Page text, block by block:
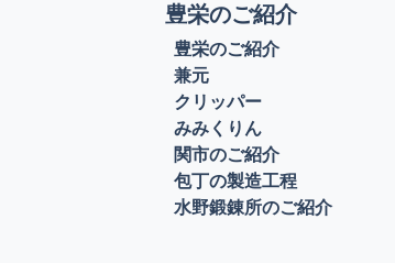
豊栄のご紹介
豊栄のご紹介
兼元
クリッパー
みみくりん
関市のご紹介
包丁の製造工程
水野鍛錬所のご紹介